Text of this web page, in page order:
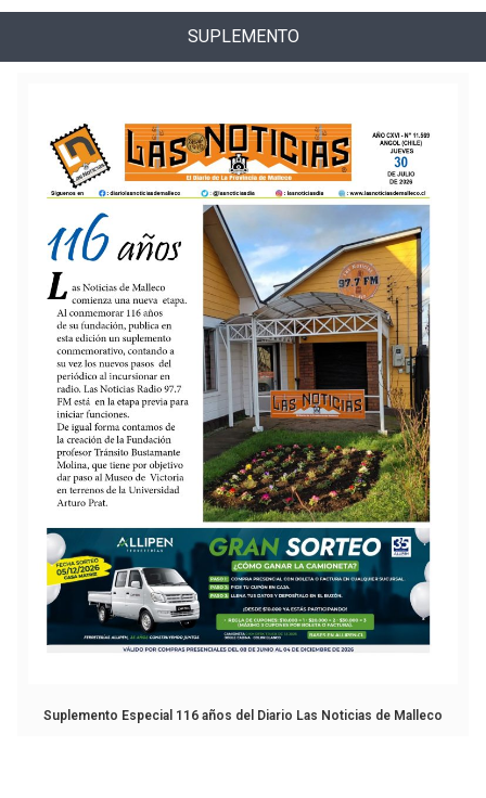
SUPLEMENTO
Suplemento Especial 116 años del Diario Las Noticias de Malleco